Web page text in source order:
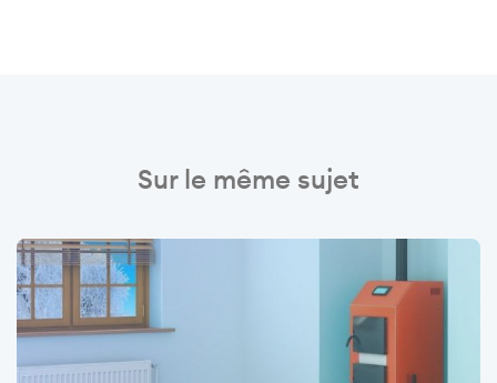
Sur le même sujet
Image